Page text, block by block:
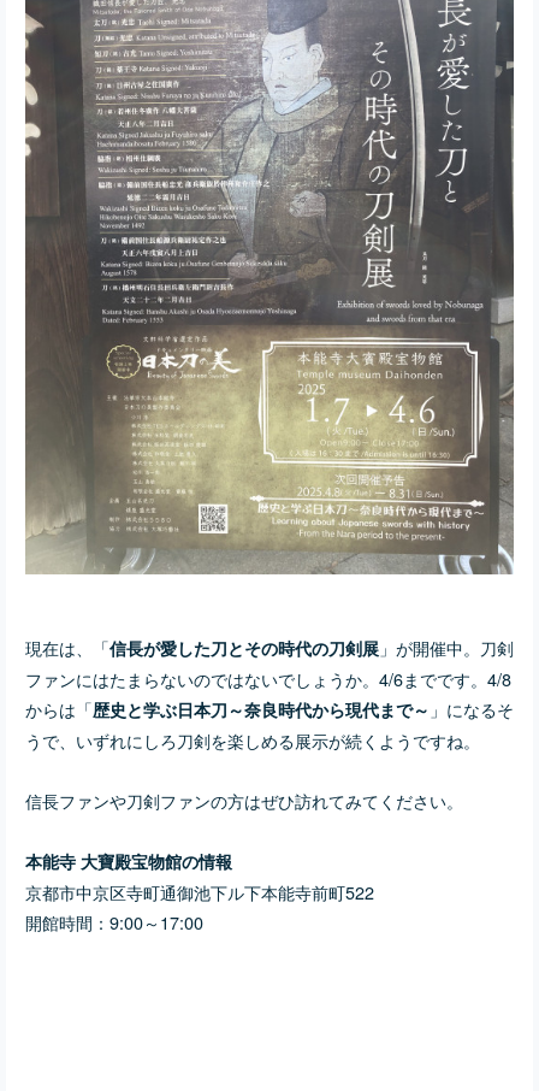
現在は、「信長が愛した刀とその時代の刀剣展 」が開催中。刀剣
ファンにはたまらないのではないでしょうか。4/6までです。4/8
からは「歴史と学ぶ日本刀～奈良時代から現代まで～ 」になるそ
うで、いずれにしろ刀剣を楽しめる展示が続くようですね。
信長ファンや刀剣ファンの方はぜひ訪れてみてください。
本能寺 大寶殿宝物館の情報
京都市中京区寺町通御池下ル下本能寺前町522
開館時間：9:00～17:00